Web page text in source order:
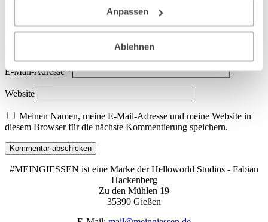
Anpassen
Ablehnen
E-Mail-Adresse*
Website
Meinen Namen, meine E-Mail-Adresse und meine Website in
diesem Browser für die nächste Kommentierung speichern.
Kommentar abschicken
#MEINGIESSEN ist eine Marke der Helloworld Studios - Fabian
Hackenberg
Zu den Mühlen 19
35390 Gießen